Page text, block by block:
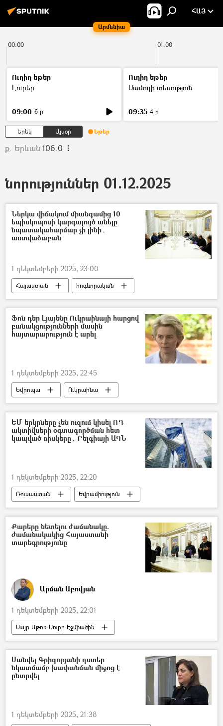
Արմենիա
ՀԱՅ
00:00 01:00
Ուղիղ եթեր
Լուրեր
09:00 6 ր
Ուղիղ եթեր
Մամուլի տեսություն
09:35 4 ր
Երեկ Այսօր Եթեր
ք. Երևան 106.0
նորություններ 01.12.2025
Ներկա վիճակում միանգամից 10
եպիսկոպոսի կարգալույծ անելը
նպատակահարմար չի լինի․
աստվածաբան
1 դեկտեմբերի 2025, 23:00
Հայաստան
հոգևորական
Եկեղեցի
Պարգև Բարսեղյան
կաթողիկոս
Եվրոպա
Ֆոն դեր Լյայենը Ուկրաինայի հարցով
բանակցությունների մասին
հայտարարություն է արել
1 դեկտեմբերի 2025, 22:45
Եվրոպա
Ուկրաինա
Ուրսուլա ֆոն դեր Լյայեն
Վլադիմիր Զելենսկի
Էմանուել Մակրոն
ԵՄ երկրները չեն ուզում կիսել ՌԴ
ակտիվների օգտագործման հետ
կապված ռիսկերը․ Բելգիայի ԱԳՆ
1 դեկտեմբերի 2025, 22:20
Ռուսաստան
Եվրամիություն
Բելգիա
Ակտիվներ
Քարերը նետելու ժամանակը.
ժամանակակից Հայաստանի
տարեգրությունը
Արման Աբովյան
1 դեկտեմբերի 2025, 22:01
Մայր Աթոռ Սուրբ Էջմիածին
Հայ Առաքելական Եկեղեցի
Հայաստան
Ամենայն Հայոց կաթողիկոս Գարեգին Բ
կաթողիկոս
Մանվել Գրիգորյանի դստեր
նկատմամբ խափանման միջոց է
ընտրվել
1 դեկտեմբերի 2025, 21:38